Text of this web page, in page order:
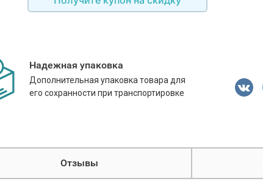
Надежная упаковка
Дополнительная упаковка товара для
его сохранности при транспортировке
Отзывы